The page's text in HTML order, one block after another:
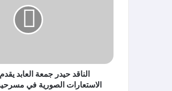
الناقد حيدر جمعة العابد
الاستعارات الصورية في